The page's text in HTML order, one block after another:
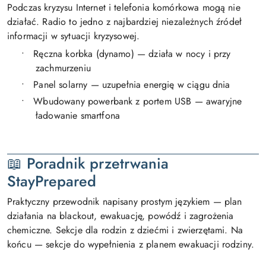
Podczas kryzysu Internet i telefonia komórkowa mogą nie
działać. Radio to jedno z najbardziej niezależnych źródeł
informacji w sytuacji kryzysowej.
•
Ręczna korbka (dynamo) — działa w nocy i przy
zachmurzeniu
•
Panel solarny — uzupełnia energię w ciągu dnia
•
Wbudowany powerbank z portem USB — awaryjne
ładowanie smartfona
📖 Poradnik przetrwania
StayPrepared
Praktyczny przewodnik napisany prostym językiem — plan
działania na blackout, ewakuację, powódź i zagrożenia
chemiczne. Sekcje dla rodzin z dziećmi i zwierzętami. Na
końcu — sekcje do wypełnienia z planem ewakuacji rodziny.